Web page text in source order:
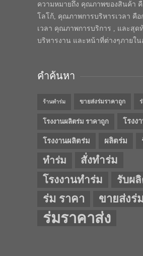
ความหมายถึง คุณภาพของสินค้า
โลโก้, คุณภาพการบริหารเวลา คือ
เวลา คุณภาพการบริการ , และสุด
บริหารงาน และหน้าที่ต่างๆภายใน
คำค้นหา
ร้านทำร่ม ขายส่งร่มราคาถูก
โรงงานผลิตร่ม ราคาถูก โรงง
โรงงานผลิตร่ม ผลิตร่ม
ทำร่ม
สั่งทำร่ม
โรงงานทำร่ม
รับผ
ร่ม ราคา ขายส่งร่ม
ร่มราคาส่ง